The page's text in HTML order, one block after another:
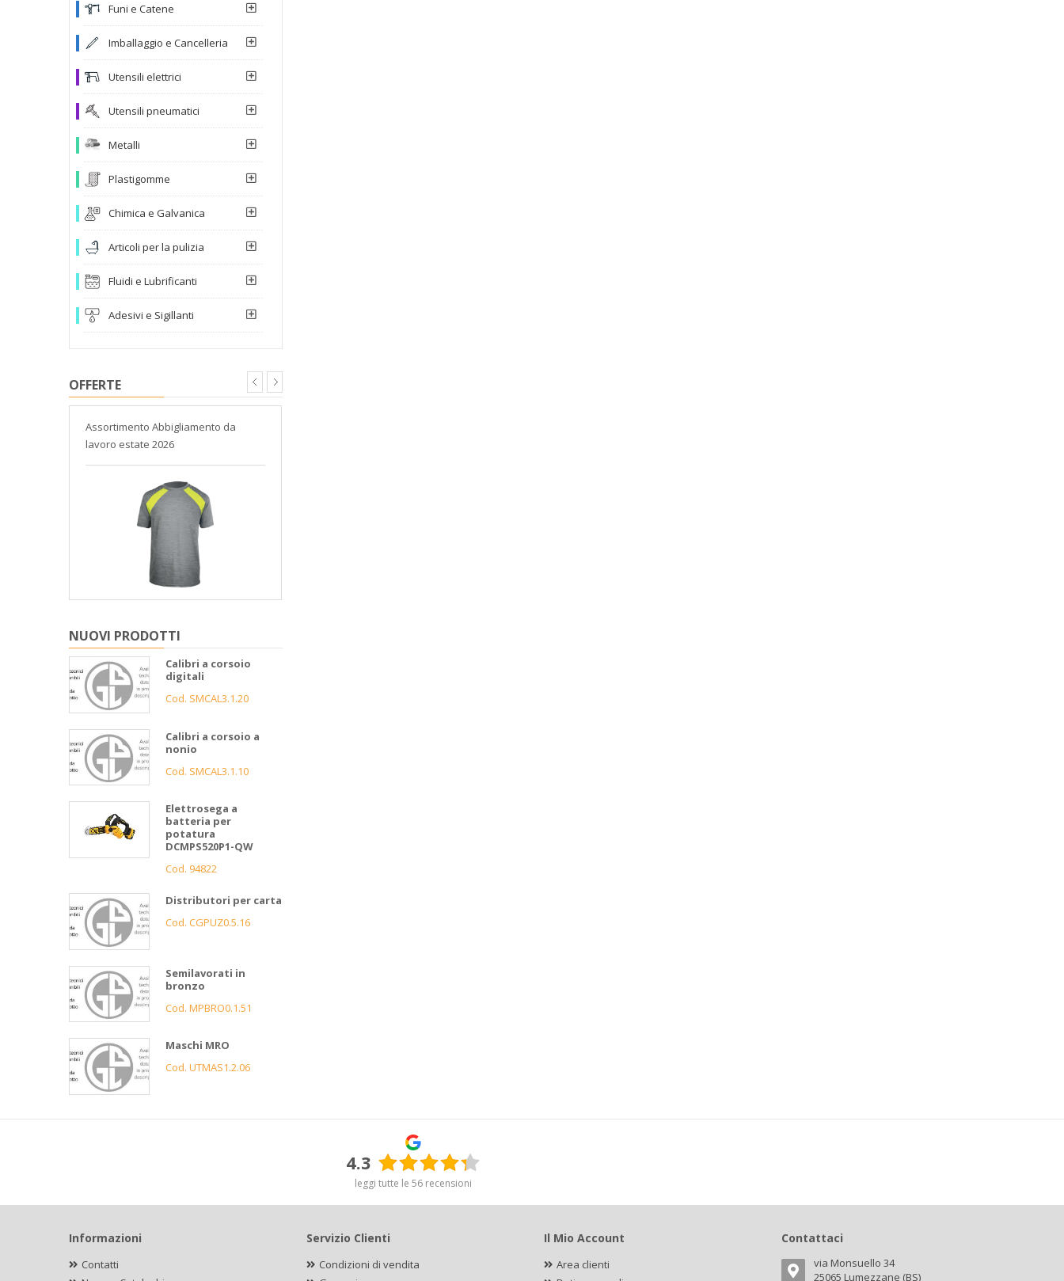
Funi e Catene
Imballaggio e Cancelleria
Utensili elettrici
Utensili pneumatici
Metalli
Plastigomme
Chimica e Galvanica
Articoli per la pulizia
Fluidi e Lubrificanti
Adesivi e Sigillanti
OFFERTE
Assortimento Abbigliamento da
lavoro estate 2026
NUOVI PRODOTTI
Calibri a corsoio
digitali
Cod. SMCAL3.1.20
Calibri a corsoio a
nonio
Cod. SMCAL3.1.10
Elettrosega a
batteria per
potatura
DCMPS520P1-QW
Cod. 94822
Distributori per carta
Cod. CGPUZ0.5.16
Semilavorati in
bronzo
Cod. MPBRO0.1.51
Maschi MRO
Cod. UTMAS1.2.06
4.3
leggi tutte le 56 recensioni
Informazioni
Contatti
Servizio Clienti
Condizioni di vendita
Il Mio Account
Area clienti
Contattaci
via Monsuello 34
25065 Lumezzane (BS)